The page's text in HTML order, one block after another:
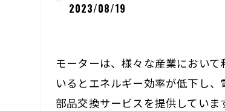
2023/08/19
モーターは、様々な産業におい
いるとエネルギー効率が低下し
部品交換サービスを提供してい